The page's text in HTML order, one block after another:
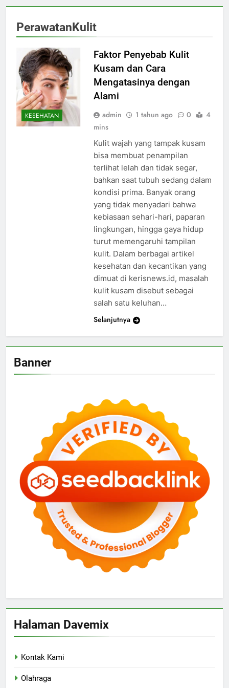
PerawatanKulit
KESEHATAN
Faktor Penyebab Kulit
Kusam dan Cara
Mengatasinya dengan
Alami
admin 1 tahun ago 0
4
mins
Kulit wajah yang tampak kusam
bisa membuat penampilan
terlihat lelah dan tidak segar,
bahkan saat tubuh sedang dalam
kondisi prima. Banyak orang
yang tidak menyadari bahwa
kebiasaan sehari-hari, paparan
lingkungan, hingga gaya hidup
turut memengaruhi tampilan
kulit. Dalam berbagai artikel
kesehatan dan kecantikan yang
dimuat di kerisnews.id, masalah
kulit kusam disebut sebagai
salah satu keluhan…
Selanjutnya
Banner
Halaman Davemix
Kontak Kami
Olahraga